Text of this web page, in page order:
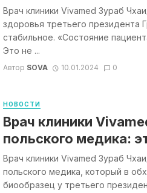
Врач клиники Vivamed Зураб
здоровья третьего президента
стабильное. «Состояние
Это не ...
Автор SOVA 10.01.2024 0
НОВОСТИ
Врач клиники
польского медика:
Врач клиники Vivamed Зураб
польского медика, который в
биообразец у третьего